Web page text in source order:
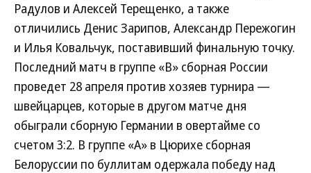
Радулов и Алексей Терещенко, а также
отличились Денис Зарипов, Александр Пережогин
и Илья Ковальчук, поставивший финальную точку.
Последний матч в группе «B» сборная России
проведет 28 апреля против хозяев турнира —
швейцарцев, которые в другом матче дня
обыграли сборную Германии в овертайме со
счетом 3:2. В группе «А» в Цюрихе сборная
Белоруссии по буллитам одержала победу над